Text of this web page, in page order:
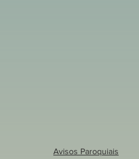
Avisos Paroquiais